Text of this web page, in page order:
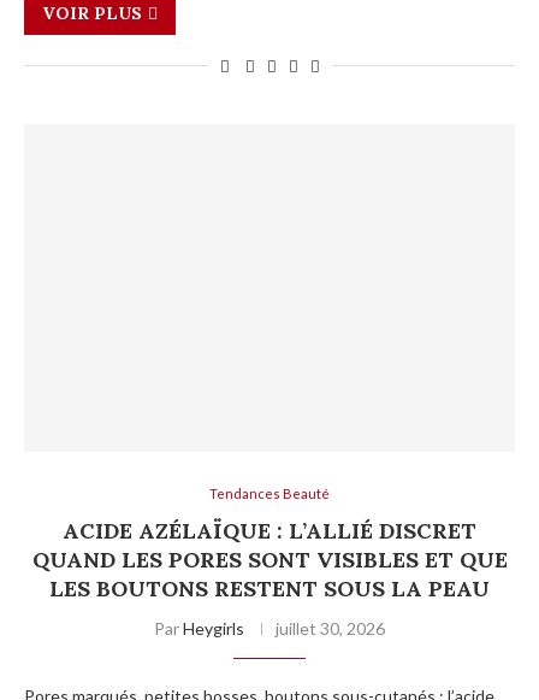
VOIR PLUS
Tendances Beauté
ACIDE AZÉLAÏQUE : L’ALLIÉ DISCRET
QUAND LES PORES SONT VISIBLES ET QUE
LES BOUTONS RESTENT SOUS LA PEAU
ParHeygirls juillet 30, 2026
Pores marqués, petites bosses, boutons sous-cutanés : l’acide